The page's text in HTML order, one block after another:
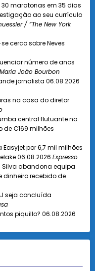
30 maratonas em 35 dias
ao seu currículo
/ “The New York
cerco sobre Neves
número de anos
Maria João Bourbon
jornalista 06.08.2026
na casa do diretor
central flutuante no
de €169 milhões
por 6,7 mil milhões
06.08.2026 Expresso
Silva abandona equipa
recebido de
seja concluída
piquillo? 06.08.2026